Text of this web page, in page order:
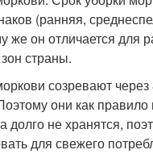
(ранняя,
же он отличается для
страны.
созревают
они как
долго не хранятся,
для свежего